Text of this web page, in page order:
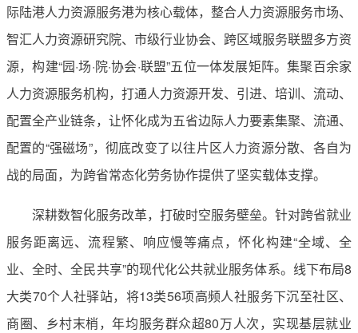
际陆港人力资源服务港为核心载体，整合人力资源服务市场、
智汇人力资源研究院、市级行业协会、跨区域服务联盟多方资
源，构建“园·场·院·协会·联盟”五位一体发展矩阵。集聚百余家
人力资源服务机构，打通人力资源开发、引进、培训、流动、
配置全产业链条，让怀化成为五省边际人力要素集聚、流通、
配置的“强磁场”，彻底改变了以往片区人力资源分散、各自为
战的局面，为跨省常态化劳务协作提供了坚实载体支撑。
深耕数智化服务改革，打破时空服务壁垒。针对跨省就业
服务距离远、流程繁、响应慢等痛点，怀化构建“全域、全
业、全时、全民共享”的现代化公共就业服务体系。线下布局8
大类70个人社驿站，将13类56项高频人社服务下沉至社区、
商圈、乡村末梢，年均服务群众超80万人次，实现基层就业